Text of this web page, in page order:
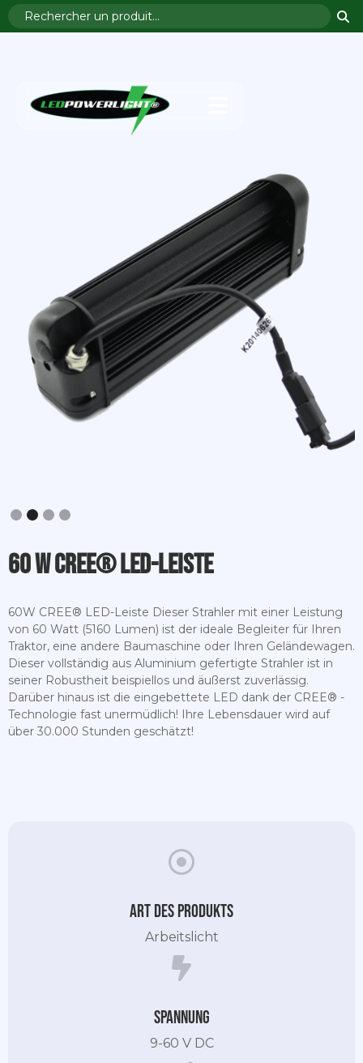
Slide 2 of 4.
60 W CREE® LED-Leiste
60W CREE® LED-Leiste Dieser Strahler mit einer Leistung
von 60 Watt (5160 Lumen) ist der ideale Begleiter für Ihren
Traktor, eine andere Baumaschine oder Ihren Geländewagen.
Dieser vollständig aus Aluminium gefertigte Strahler ist in
seiner Robustheit beispiellos und äußerst zuverlässig.
Darüber hinaus ist die eingebettete LED dank der CREE® -
Technologie fast unermüdlich! Ihre Lebensdauer wird auf
über 30.000 Stunden geschätzt!
Art des Produkts
Arbeitslicht
Spannung
9-60 V DC